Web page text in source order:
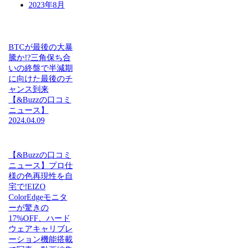
2023年8月
BTCが最後の大暴
騰か!?三角保ち合
いの終盤で半減期
に向けた最後のチ
ャンス到来
【&Buzzの口コミ
ニュース】
2024.04.09
【&Buzzの口コミ
ニュース】プロ仕
様の色再現性を自
宅で!EIZO
ColorEdgeモニタ
ーが驚きの
17%OFF、ハード
ウェアキャリブレ
ーション機能搭載